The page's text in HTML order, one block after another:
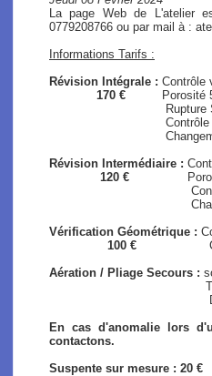
La page Web de L'atelier
0779208766 ou par mail à :
Informations Tarifs :
Révision Intégrale : Contrôle
170 € Porosité 5
Rupture
Contrôle calage
Changement
Révision Intermédiaire :
120 € Porosité 5
Contrôle
Changement
Vérification Géométrique :
100 €
Aération / Pliage Secours :
Tandem
Dirigeable /
En cas d'anomalie lors
contactons.
Suspente sur mesure : 20 €